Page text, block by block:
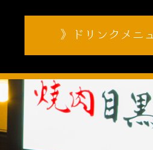
ドリンクメニ